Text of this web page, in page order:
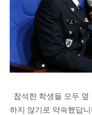
참석한 학생들 모두
하지 않기로 약속했답